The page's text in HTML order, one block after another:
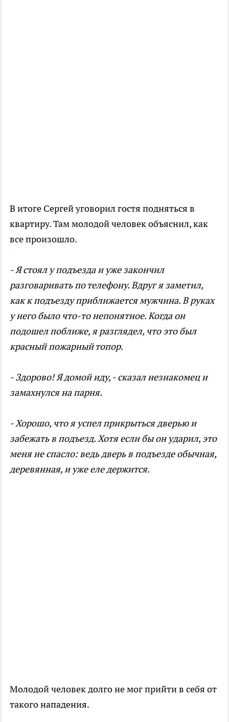
В итоге Сергей уговорил гостя подняться в
квартиру. Там молодой человек объяснил, как
все произошло.
- Я стоял у подъезда и уже закончил
разговаривать по телефону. Вдруг я заметил,
как к подъезду приближается мужчина. В руках
у него было что-то непонятное. Когда он
подошел поближе, я разглядел, что это был
красный пожарный топор.
- Здорово! Я домой иду, - сказал незнакомец и
замахнулся на парня.
- Хорошо, что я успел прикрыться дверью и
забежать в подъезд. Хотя если бы он ударил, это
меня не спасло: ведь дверь в подъезде обычная,
деревянная, и уже еле держится.
Молодой человек долго не мог прийти в себя от
такого нападения.